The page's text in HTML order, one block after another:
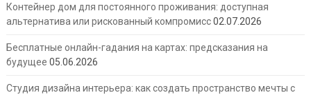
Контейнер дом для постоянного проживания: доступная
альтернатива или рискованный компромисс02.07.2026
Бесплатные онлайн-гадания на картах: предсказания на
будущее 05.06.2026
Студия дизайна интерьера: как создать пространство мечты с